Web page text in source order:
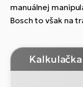
manuálnej
Bosch to však na